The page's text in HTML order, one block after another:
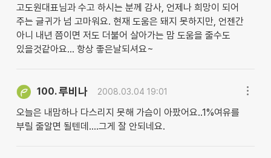
고도원대표님과 수고 하시는 분께 감사, 언제나 희망이 되어
주는 글귀가 넘 고마워요. 현재 도움은 돼지 못하지만, 언젠간
아니 내년 쯤이면 저도 더불어 살아가는 맘 도움을 줄수도
있을것같아요... 항상 좋은날되셔요~
100.루비나 2008.03.04 19:01
오늘은 내맘하나 다스리지 못해 가슴이 아팠어요..1%여유를
부릴 줄알면 될텐데....그게 잘 안되네요.